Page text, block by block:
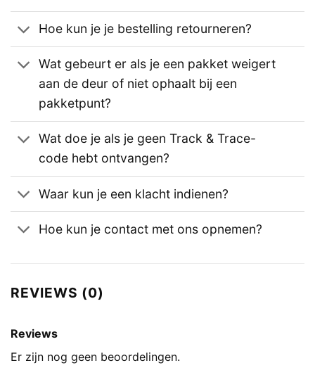
Hoe kun je je bestelling retourneren?
Wat gebeurt er als je een pakket weigert
aan de deur of niet ophaalt bij een
pakketpunt?
Wat doe je als je geen Track & Trace-
code hebt ontvangen?
Waar kun je een klacht indienen?
Hoe kun je contact met ons opnemen?
REVIEWS (0)
Reviews
Er zijn nog geen beoordelingen.